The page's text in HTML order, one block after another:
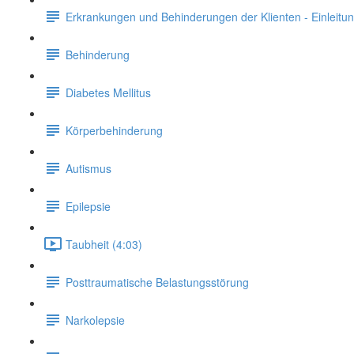
Erkrankungen und Behinderungen der Klienten -
Behinderung
Diabetes Mellitus
Körperbehinderung
Autismus
Epilepsie
Taubheit (4:03)
Posttraumatische Belastungsstörung
Narkolepsie